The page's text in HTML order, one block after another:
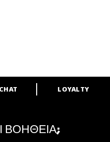
LOYALTY
ΒΟΗΘΕΙΑ;